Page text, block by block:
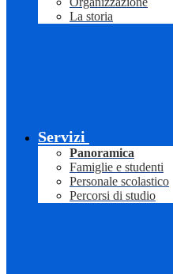
La storia
Servizi
Panoramica
Famiglie e studenti
Personale scolastico
Percorsi di studio